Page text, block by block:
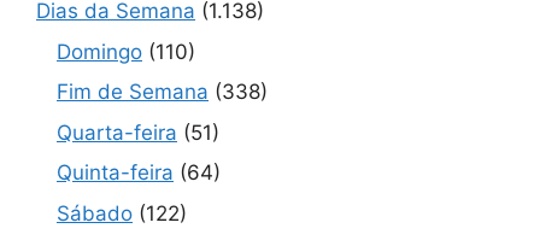
Dias da Semana (1.138)
Domingo (110)
Fim de Semana (338)
Quarta-feira (51)
Quinta-feira (64)
Sábado (122)